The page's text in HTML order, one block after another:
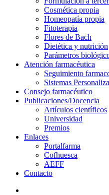
Cosmética propia
Homeopatía propia
Fitoterapia
Flores de Bach
Dietética y nutrición
Parámetros
Atención farmacéutica
Seguimiento
Sistemas
Consejo farmacéutico
Publicaciones/Docencia
Artículos científicos
Universidad
Premios
Enlaces
Portalfarma
Cofhuesca
AEFF
Contacto